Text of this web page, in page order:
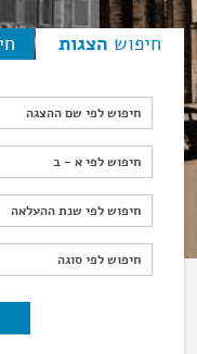
חיפוש הצגות
חיפוש לפי שם ההצגה
חיפוש לפי א - ב
חיפוש לפי א - ב
חיפוש לפי שנת ההעלאה
חיפוש לפי שנת ההעלאה
חיפוש לפי סוגה
חיפוש לפי סוגה